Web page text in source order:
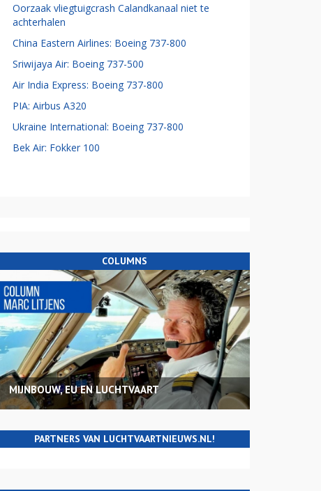
Oorzaak vliegtuigcrash Calandkanaal niet te
achterhalen
China Eastern Airlines: Boeing 737-800
Sriwijaya Air: Boeing 737-500
Air India Express: Boeing 737-800
PIA: Airbus A320
Ukraine International: Boeing 737-800
Bek Air: Fokker 100
COLUMNS
MIJNBOUW, EU EN LUCHTVAART
PARTNERS VAN LUCHTVAARTNIEUWS.NL!